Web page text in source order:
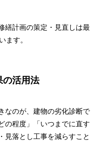
繕計画の策定・見直しは最
ます。
の活用法
なのが、建物の劣化診断で
の程度」「いつまでに直す
見落とし工事を減らすこと